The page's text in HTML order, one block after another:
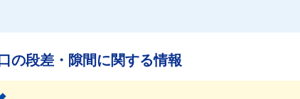
の段差・隙間に関する情報